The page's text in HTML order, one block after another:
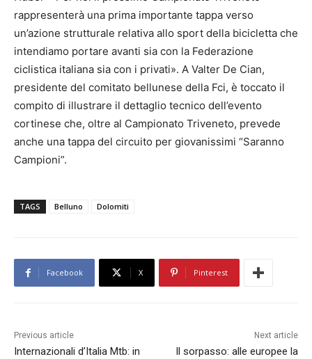
rappresenterà una prima importante tappa verso
un’azione strutturale relativa allo sport della bicicletta che
intendiamo portare avanti sia con la Federazione
ciclistica italiana sia con i privati». A Valter De Cian,
presidente del comitato bellunese della Fci, è toccato il
compito di illustrare il dettaglio tecnico dell’evento
cortinese che, oltre al Campionato Triveneto, prevede
anche una tappa del circuito per giovanissimi “Saranno
Campioni”.
TAGS Belluno Dolomiti
Facebook X Pinterest
Previous article
Internazionali d’Italia Mtb: in
Next article
Il sorpasso: alle europee la